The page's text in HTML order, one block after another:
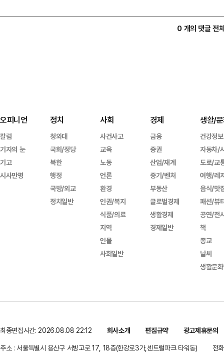
0 개의 댓글 전
오피니언
칼럼
기자의 눈
기고
시사만평
정치
청와대
국회/정당
북한
행정
국방/외교
정치일반
사회
사건사고
교육
노동
언론
환경
인권/복지
식품/의료
지역
인물
사회일반
경제
금융
증권
산업/재계
중기/벤처
부동산
글로벌경제
생활경제
경제일반
생활/
건강정보
자동차/
도로/교
여행/레
음식/맛
패션/뷰
공연/전
책
종교
날씨
생활문
최종편집시간: 2026.08.08 22:12 회사소개 편집규약
광고제휴문의
주소 : 서울특별시 용산구 서빙고로 17, 18층(한강로3가,센트럴파크 타워동)
전